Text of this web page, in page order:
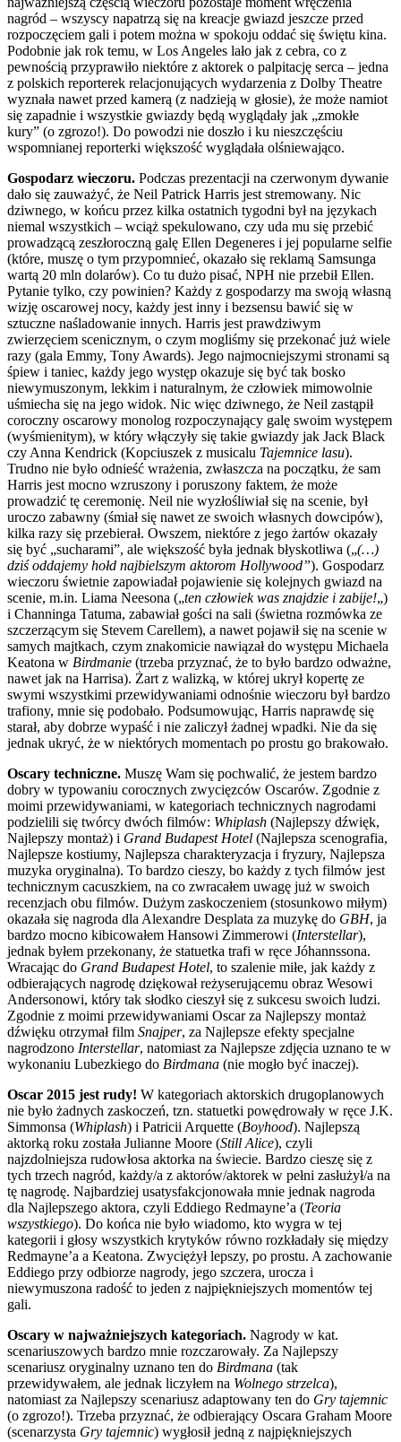
nagród – wszyscy napatrzą się na kreacje gwiazd jeszcze przed
rozpoczęciem gali i potem można w spokoju oddać się świętu kina.
Podobnie jak rok temu, w Los Angeles lało jak z cebra, co z
pewnością przyprawiło niektóre z aktorek o palpitację serca – jedna
z polskich reporterek relacjonujących wydarzenia z Dolby Theatre
wyznała nawet przed kamerą (z nadzieją w głosie), że może namiot
się zapadnie i wszystkie gwiazdy będą wyglądały jak „zmokłe
kury” (o zgrozo!). Do powodzi nie doszło i ku nieszczęściu
wspomnianej reporterki większość wyglądała olśniewająco.
Gospodarz wieczoru. Podczas prezentacji na czerwonym dywanie
dało się zauważyć, że Neil Patrick Harris jest stremowany. Nic
dziwnego, w końcu przez kilka ostatnich tygodni był na językach
niemal wszystkich – wciąż spekulowano, czy uda mu się przebić
prowadzącą zeszłoroczną galę Ellen Degeneres i jej popularne selfie
(które, muszę o tym przypomnieć, okazało się reklamą Samsunga
wartą 20 mln dolarów). Co tu dużo pisać, NPH nie przebił Ellen.
Pytanie tylko, czy powinien? Każdy z gospodarzy ma swoją własną
wizję oscarowej nocy, każdy jest inny i bezsensu bawić się w
sztuczne naśladowanie innych. Harris jest prawdziwym
zwierzęciem scenicznym, o czym mogliśmy się przekonać już wiele
razy (gala Emmy, Tony Awards). Jego najmocniejszymi stronami są
śpiew i taniec, każdy jego występ okazuje się być tak bosko
niewymuszonym, lekkim i naturalnym, że człowiek mimowolnie
uśmiecha się na jego widok. Nic więc dziwnego, że Neil zastąpił
coroczny oscarowy monolog rozpoczynający galę swoim występem
(wyśmienitym), w który włączyły się takie gwiazdy jak Jack Black
czy Anna Kendrick (Kopciuszek z musicalu Tajemnice lasu).
Trudno nie było odnieść wrażenia, zwłaszcza na początku, że sam
Harris jest mocno wzruszony i poruszony faktem, że może
prowadzić tę ceremonię. Neil nie wyzłośliwiał się na scenie, był
uroczo zabawny (śmiał się nawet ze swoich własnych dowcipów),
kilka razy się przebierał. Owszem, niektóre z jego żartów okazały
się być „sucharami”, ale większość była jednak błyskotliwa („(…)
dziś oddajemy hołd najbielszym aktorom Hollywood”). Gospodarz
wieczoru świetnie zapowiadał pojawienie się kolejnych gwiazd na
scenie, m.in. Liama Neesona („ten człowiek was znajdzie i zabije!„)
i Channinga Tatuma, zabawiał gości na sali (świetna rozmówka ze
szczerzącym się Stevem Carellem), a nawet pojawił się na scenie w
samych majtkach, czym znakomicie nawiązał do występu Michaela
Keatona w Birdmanie (trzeba przyznać, że to było bardzo odważne,
nawet jak na Harrisa). Żart z walizką, w której ukrył kopertę ze
swymi wszystkimi przewidywaniami odnośnie wieczoru był bardzo
trafiony, mnie się podobało. Podsumowując, Harris naprawdę się
starał, aby dobrze wypaść i nie zaliczył żadnej wpadki. Nie da się
jednak ukryć, że w niektórych momentach po prostu go brakowało.
Oscary techniczne. Muszę Wam się pochwalić, że jestem bardzo
dobry w typowaniu corocznych zwycięzców Oscarów. Zgodnie z
moimi przewidywaniami, w kategoriach technicznych nagrodami
podzielili się twórcy dwóch filmów: Whiplash (Najlepszy dźwięk,
Najlepszy montaż) i Grand Budapest Hotel (Najlepsza scenografia,
Najlepsze kostiumy, Najlepsza charakteryzacja i fryzury, Najlepsza
muzyka oryginalna). To bardzo cieszy, bo każdy z tych filmów jest
technicznym cacuszkiem, na co zwracałem uwagę już w swoich
recenzjach obu filmów. Dużym zaskoczeniem (stosunkowo miłym)
okazała się nagroda dla Alexandre Desplata za muzykę do GBH, ja
bardzo mocno kibicowałem Hansowi Zimmerowi (Interstellar),
jednak byłem przekonany, że statuetka trafi w ręce Jóhannssona.
Wracając do Grand Budapest Hotel, to szalenie miłe, jak każdy z
odbierających nagrodę dziękował reżyserującemu obraz Wesowi
Andersonowi, który tak słodko cieszył się z sukcesu swoich ludzi.
Zgodnie z moimi przewidywaniami Oscar za Najlepszy montaż
dźwięku otrzymał film Snajper, za Najlepsze efekty specjalne
nagrodzono Interstellar, natomiast za Najlepsze zdjęcia uznano te w
wykonaniu Lubezkiego do Birdmana (nie mogło być inaczej).
Oscar 2015 jest rudy! W kategoriach aktorskich drugoplanowych
nie było żadnych zaskoczeń, tzn. statuetki powędrowały w ręce J.K.
Simmonsa (Whiplash) i Patricii Arquette (Boyhood). Najlepszą
aktorką roku została Julianne Moore (Still Alice), czyli
najzdolniejsza rudowłosa aktorka na świecie. Bardzo cieszę się z
tych trzech nagród, każdy/a z aktorów/aktorek w pełni zasłużył/a na
tę nagrodę. Najbardziej usatysfakcjonowała mnie jednak nagroda
dla Najlepszego aktora, czyli Eddiego Redmayne’a (Teoria
wszystkiego). Do końca nie było wiadomo, kto wygra w tej
kategorii i głosy wszystkich krytyków równo rozkładały się między
Redmayne’a a Keatona. Zwyciężył lepszy, po prostu. A zachowanie
Eddiego przy odbiorze nagrody, jego szczera, urocza i
niewymuszona radość to jeden z najpiękniejszych momentów tej
gali.
Oscary w najważniejszych kategoriach. Nagrody w kat.
scenariuszowych bardzo mnie rozczarowały. Za Najlepszy
scenariusz oryginalny uznano ten do Birdmana (tak
przewidywałem, ale jednak liczyłem na Wolnego strzelca),
natomiast za Najlepszy scenariusz adaptowany ten do Gry tajemnic
(o zgrozo!). Trzeba przyznać, że odbierający Oscara Graham Moore
(scenarzysta Gry tajemnic) wygłosił jedną z najpiękniejszych